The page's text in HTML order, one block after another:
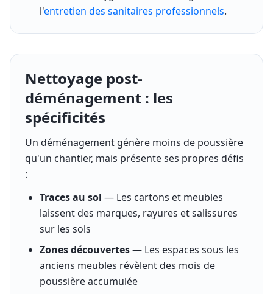
l'entretien des sanitaires professionnels.
Nettoyage post-
déménagement : les
spécificités
Un déménagement génère moins de poussière
qu'un chantier, mais présente ses propres défis
:
Traces au sol — Les cartons et meubles
laissent des marques, rayures et salissures
sur les sols
Zones découvertes— Les espaces sous les
anciens meubles révèlent des mois de
poussière accumulée